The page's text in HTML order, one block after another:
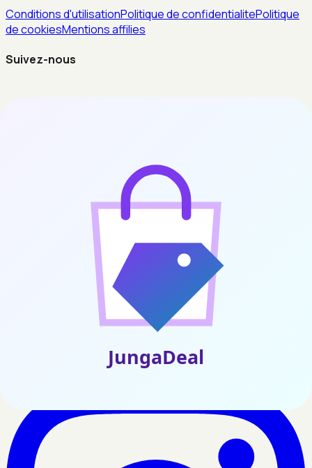
Conditions d'utilisationPolitique de confidentialitePolitique
de cookiesMentions affilies
Suivez-nous